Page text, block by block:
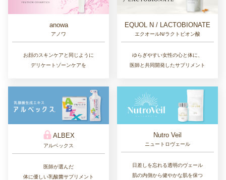
anowa
アノワ
お顔のスキンケアと同じように
デリケートゾーンケアを
EQUOL N / LACTOBIONATE
エクオールN/ラクトビオン酸
ゆらぎやすい女性の心と体に、
医師と共同開発したサプリメント
ALBEX
アルベックス
医師が選んだ
体に優しい乳酸菌サプリメント
Nutro Veil
ニュートロヴェール
日差しを忘れる透明のヴェール
肌の内側から健やかな肌を保つ